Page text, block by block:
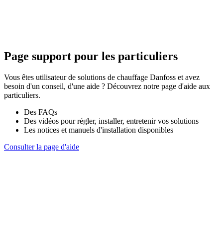
Page support pour les particuliers
Vous êtes utilisateur de solutions de chauffage Danfoss et avez
besoin d'un conseil, d'une aide ? Découvrez notre page d'aide aux
particuliers.
Des FAQs
Des vidéos pour régler, installer, entretenir vos solutions
Les notices et manuels d'installation disponibles
Consulter la page d'aide